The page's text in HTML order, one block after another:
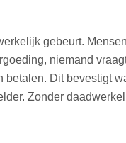
gebeurt.
niemand
Dit bevestigt
Zonder